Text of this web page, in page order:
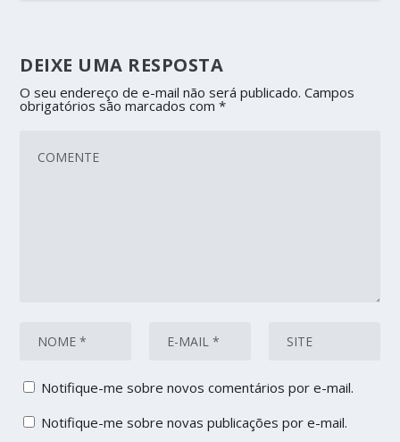
DEIXE UMA RESPOSTA
O seu endereço de e-mail não será publicado. Campos
obrigatórios são marcados com*
Notifique-me sobre novos comentários por e-mail.
Notifique-me sobre novas publicações por e-mail.